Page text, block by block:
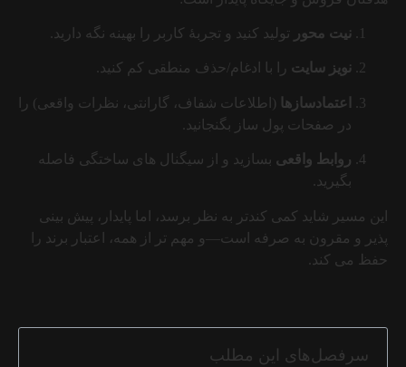
نیت محور تولید کنید و تجربهٔ کاربر را بهینه نگه دارید.
نویز سایت را با ادغام/حذف منطقی کم کنید.
اعتمادسازها (اطلاعات شفاف، گارانتی، نظرات واقعی) را
در صفحات پول ساز بگنجانید.
روابط واقعی بسازید و از سیگنال های ساختگی فاصله
بگیرید.
این مسیر شاید کمی کندتر به نظر برسد، اما پایدار، پیش بینی
پذیر و مقرون به صرفه است—و مهم تر از همه، اعتبار برند را
حفظ می کند.
سرفصل‌های این مطلب